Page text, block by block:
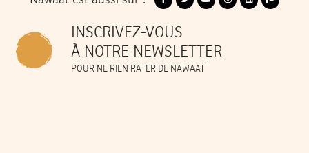
INSCRIVEZ-VOUS
À NOTRE NEWSLETTER
POUR NE RIEN RATER DE NAWAAT